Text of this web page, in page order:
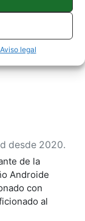
Aviso legal
desde 2020.
de la
Androide
con
al